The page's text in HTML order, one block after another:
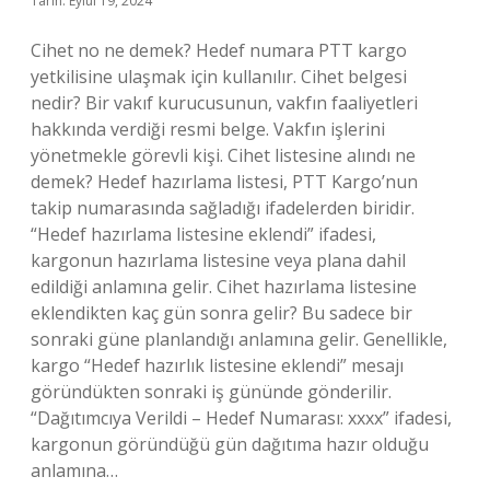
Cihet no ne demek? Hedef numara PTT kargo
yetkilisine ulaşmak için kullanılır. Cihet belgesi
nedir? Bir vakıf kurucusunun, vakfın faaliyetleri
hakkında verdiği resmi belge. Vakfın işlerini
yönetmekle görevli kişi. Cihet listesine alındı ne
demek? Hedef hazırlama listesi, PTT Kargo’nun
takip numarasında sağladığı ifadelerden biridir.
“Hedef hazırlama listesine eklendi” ifadesi,
kargonun hazırlama listesine veya plana dahil
edildiği anlamına gelir. Cihet hazırlama listesine
eklendikten kaç gün sonra gelir? Bu sadece bir
sonraki güne planlandığı anlamına gelir. Genellikle,
kargo “Hedef hazırlık listesine eklendi” mesajı
göründükten sonraki iş gününde gönderilir.
“Dağıtımcıya Verildi – Hedef Numarası: xxxx” ifadesi,
kargonun göründüğü gün dağıtıma hazır olduğu
anlamına…